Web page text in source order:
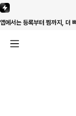
앱에서는 등록부터 찜까지, 더